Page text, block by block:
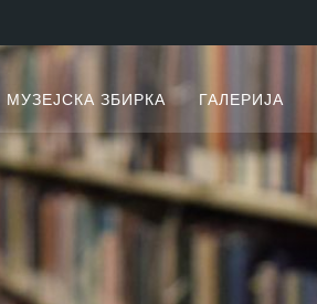
МУЗЕЈСКА ЗБИРКА ГАЛЕРИЈА